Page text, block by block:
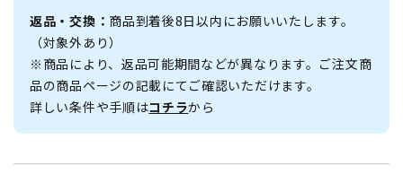
返品・交換： 商品到着後8日以内にお願いいたします。
（対象外あり）
※商品により、返品可能期間などが異なります。ご注文商
品の商品ページの記載にてご確認いただけます。
詳しい条件や手順はコチラから